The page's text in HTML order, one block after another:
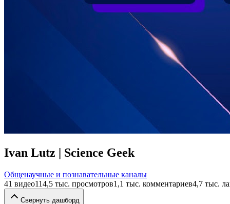
Ivan Lutz | Science Geek
Общенаучные и познавательные каналы
41 видео114,5 тыс. просмотров1,1 тыс. комментариев4,7 тыс.
Свернуть дашборд